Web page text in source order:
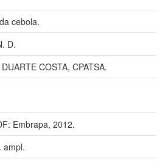
cebola.
D.
COSTA, CPATSA.
Embrapa, 2012.
ampl.